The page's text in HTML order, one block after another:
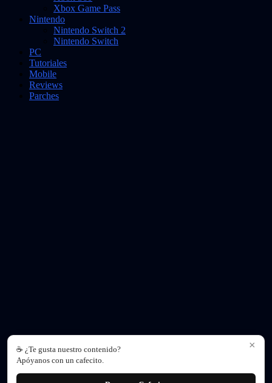
Xbox Game Pass
Nintendo
Nintendo Switch 2
Nintendo Switch
PC
Tutoriales
Mobile
Reviews
Parches
×
☕ ¿Te gusta nuestro contenido?
Apóyanos con un cafecito.